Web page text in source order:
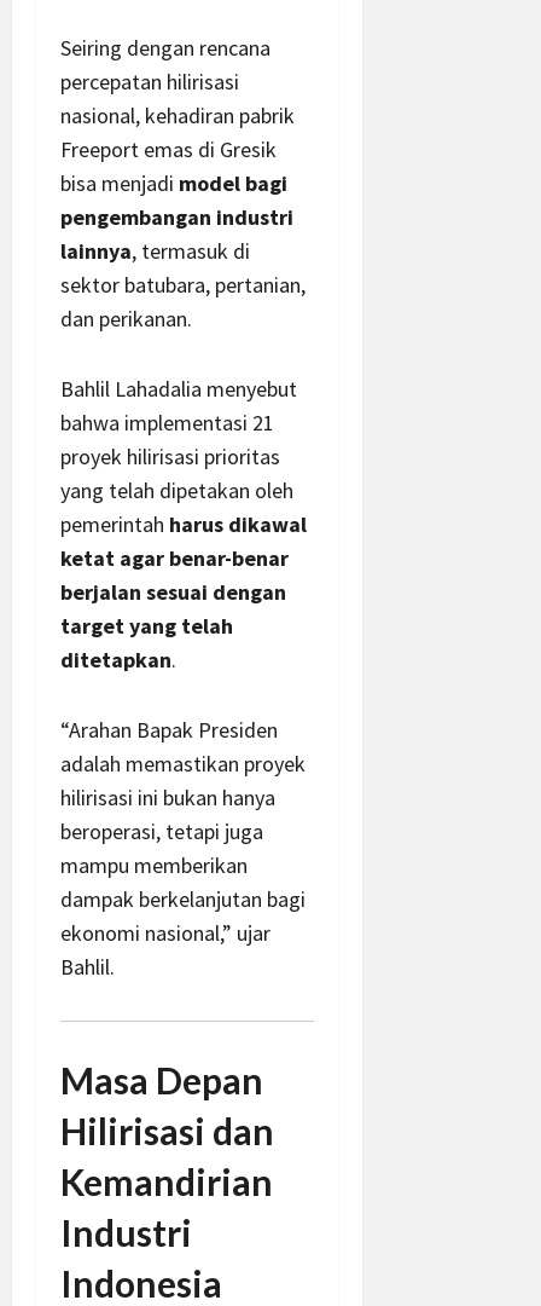
Seiring dengan rencana
percepatan hilirisasi
nasional, kehadiran pabrik
Freeport emas di Gresik
bisa menjadi model bagi
pengembangan industri
lainnya, termasuk di
sektor batubara, pertanian,
dan perikanan.
Bahlil Lahadalia menyebut
bahwa implementasi 21
proyek hilirisasi prioritas
yang telah dipetakan oleh
pemerintah harus dikawal
ketat agar benar-benar
berjalan sesuai dengan
target yang telah
ditetapkan.
“Arahan Bapak Presiden
adalah memastikan proyek
hilirisasi ini bukan hanya
beroperasi, tetapi juga
mampu memberikan
dampak berkelanjutan bagi
ekonomi nasional,” ujar
Bahlil.
Masa Depan
Hilirisasi dan
Kemandirian
Industri
Indonesia